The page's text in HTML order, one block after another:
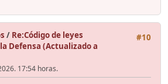
#10
/ Re:Código de leyes
Defensa (Actualizado a
17:54 horas.